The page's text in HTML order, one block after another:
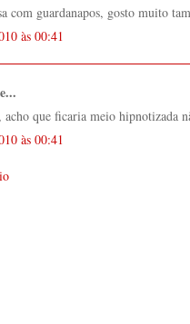
com guardanapos, gosto muito
às 00:41
acho que ficaria meio hipnotizada
às 00:41